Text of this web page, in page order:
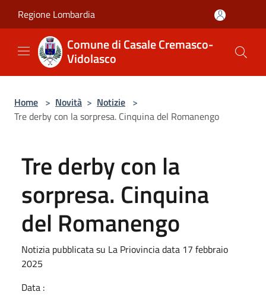
Regione Lombardia
Comune di Casale Cremasco-
Vidolasco
Home > Novità > Notizie >
Tre derby con la sorpresa. Cinquina del Romanengo
Tre derby con la
sorpresa. Cinquina
del Romanengo
Notizia pubblicata su La Priovincia data 17 febbraio
2025
Data :